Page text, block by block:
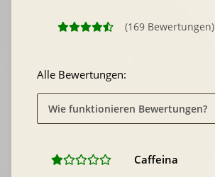
(169 Bewertungen)
Alle Bewertungen:
Wie funktionieren Bewertungen?
Caffeina